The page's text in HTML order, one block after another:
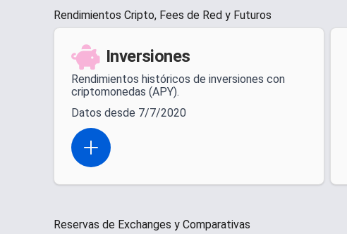
Rendimientos Cripto, Fees de Red y Futuros
Inversiones
Rendimientos históricos de inversiones con
criptomonedas (APY).
Datos desde 7/7/2020
Open actions menu
Reservas de Exchanges y Comparativas